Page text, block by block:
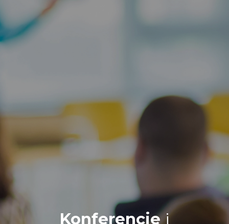
Konferencje i